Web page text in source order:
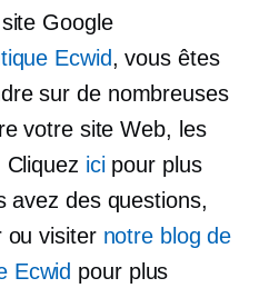
Google
Ecwid, vous êtes
sur de nombreuses
votre site Web, les
icipour plus
avez des questions,
ou visiter notre blog de
Ecwid pour plus